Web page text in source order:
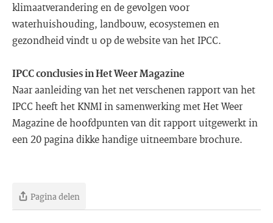
klimaatverandering en de gevolgen voor
waterhuishouding, landbouw, ecosystemen en
gezondheid vindt u op de website van het IPCC.
IPCC conclusies in Het Weer Magazine
Naar aanleiding van het net verschenen rapport van het
IPCC heeft het KNMI in samenwerking met Het Weer
Magazine de hoofdpunten van dit rapport uitgewerkt in
een 20 pagina dikke handige uitneembare brochure.
Pagina delen